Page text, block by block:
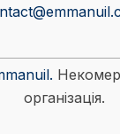
організація.